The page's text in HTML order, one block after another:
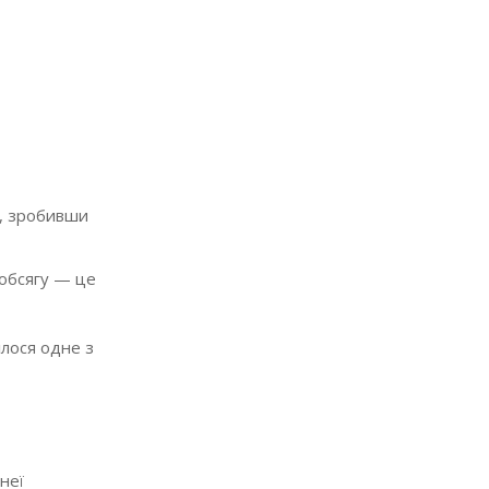
зробивши
— це
одне з